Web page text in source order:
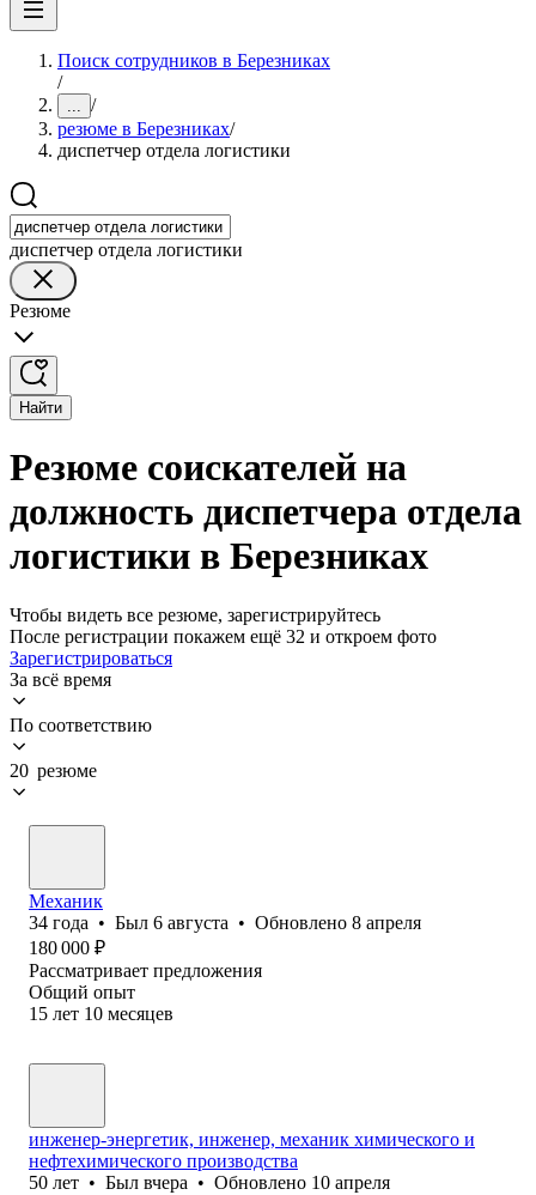
Поиск сотрудников в Березниках
/
... /
резюме в Березниках/
диспетчер отдела логистики
диспетчер отдела логистики
Резюме
Найти
Резюме соискателей на
должность диспетчера отдела
логистики в Березниках
Чтобы видеть все резюме, зарегистрируйтесь
После регистрации покажем ещё 32 и откроем фото
Зарегистрироваться
За всё время
По соответствию
20 резюме
Механик
34 года • Был 6 августа • Обновлено 8 апреля
180 000 ₽
Рассматривает предложения
Общий опыт
15 лет 10 месяцев
инженер-энергетик, инженер, механик химического и
нефтехимического производства
50 лет • Был вчера • Обновлено 10 апреля